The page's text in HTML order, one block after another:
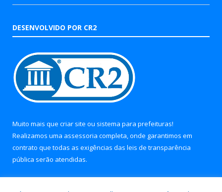
DESENVOLVIDO POR CR2
Muito mais que criar site ou sistema para prefeituras!
Realizamos uma assessoria completa, onde garantimos em
contrato que todas as exigências das leis de transparência
pública serão atendidas.